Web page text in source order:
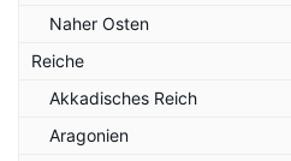
Naher Osten
Reiche
Akkadisches Reich
Aragonien